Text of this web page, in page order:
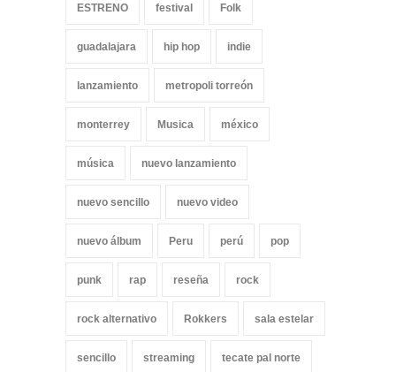
ESTRENO festival Folk
guadalajara hip hop indie
lanzamiento metropoli torreón
monterrey Musica méxico
música nuevo lanzamiento
nuevo sencillo nuevo video
nuevo álbum Peru perú pop
punk rap reseña rock
rock alternativo Rokkers sala estelar
sencillo streaming tecate pal norte